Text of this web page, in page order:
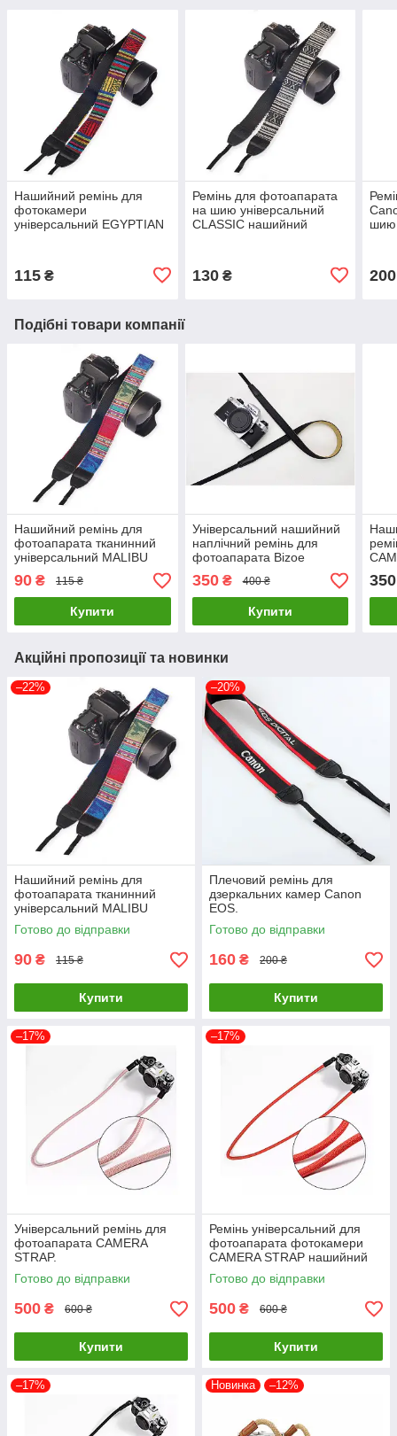
Нашийний ремінь для
фотокамери
універсальний EGYPTIAN
115 ₴
Ремінь для фотоапарата
на шию універсальний
CLASSIC нашийний
130₴
шию
200
Подібні товари компанії
Нашийний ремінь для
фотоапарата тканинний
універсальний MALIBU
вінтажний на шию для
фотокамери
90 ₴ 115 ₴
Купити
Універсальний нашийний
наплічний ремінь для
фотоапарата Bizoe
текстильний тканинний
чорний для фотокамери
350₴ 400 ₴
Купити
для
350
Акційні пропозиції та новинки
–22%
Нашийний ремінь для
фотоапарата тканинний
універсальний MALIBU
вінтажний на шию для
фотокамери
Готово до відправки
90 ₴ 115 ₴
Купити
–20%
Плечовий ремінь для
дзеркальних камер Canon
EOS.
Готово до відправки
160 ₴ 200 ₴
Купити
–17%
Універсальний ремінь для
фотоапарата CAMERA
STRAP.
Готово до відправки
500 ₴ 600 ₴
Купити
–17%
Ремінь універсальний для
фотоапарата фотокамери
CAMERA STRAP нашийний
плечовий з тканини червоний
Готово до відправки
500 ₴ 600 ₴
Купити
–17% Новинка –12%